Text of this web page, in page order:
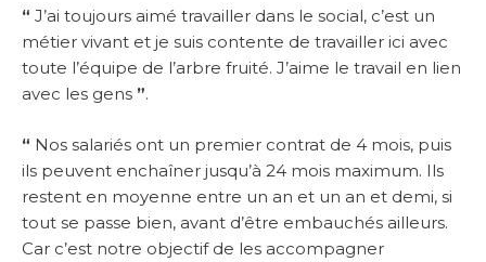
“ J’ai toujours aimé travailler dans le social, c’est un
métier vivant et je suis contente de travailler ici avec
toute l’équipe de l’arbre fruité. J’aime le travail en lien
avec les gens ”.
“ Nos salariés ont un premier contrat de 4 mois, puis
ils peuvent enchaîner jusqu’à 24 mois maximum. Ils
restent en moyenne entre un an et un an et demi, si
tout se passe bien, avant d’être embauchés ailleurs.
Car c’est notre objectif de les accompagner